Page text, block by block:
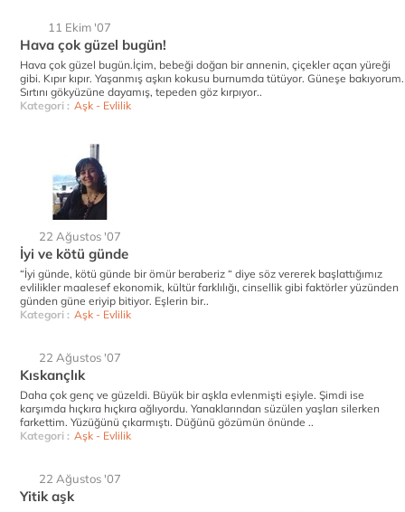
11 Ekim '07
Hava çok güzel bugün!
Hava çok güzel bugün.İçim, bebeği doğan bir annenin, çiçekler açan yüreği
gibi. Kıpır kıpır. Yaşanmış aşkın kokusu burnumda tütüyor. Güneşe bakıyorum.
Sırtını gökyüzüne dayamış, tepeden göz kırpıyor..
Kategori : Aşk - Evlilik
22 Ağustos '07
İyi ve kötü günde
“İyi günde, kötü günde bir ömür beraberiz “ diye söz vererek başlattığımız
evlilikler maalesef ekonomik, kültür farklılığı, cinsellik gibi faktörler yüzünden
günden güne eriyip bitiyor. Eşlerin bir..
Kategori : Aşk - Evlilik
22 Ağustos '07
Kıskançlık
Daha çok genç ve güzeldi. Büyük bir aşkla evlenmişti eşiyle. Şimdi ise
karşımda hıçkıra hıçkıra ağlıyordu. Yanaklarından süzülen yaşları silerken
farkettim. Yüzüğünü çıkarmıştı. Düğünü gözümün önünde ..
Kategori : Aşk - Evlilik
22 Ağustos '07
Yitik aşk